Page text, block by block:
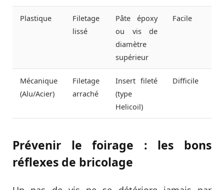
Plastique
Filetage
lissé
Pâte époxy
ou vis de
diamètre
supérieur
Facile
Mécanique
(Alu/Acier)
Filetage
arraché
Insert fileté
(type
Helicoil)
Difficile
Prévenir le foirage : les bons
réflexes de bricolage